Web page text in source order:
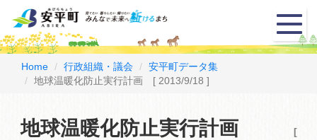
メ
ニ
ュ
Home 行政組織・議会
安平町データ集
地球温暖化防止実行計画 [ 2013/9/18 ]
地球温暖化防止実行計画
[